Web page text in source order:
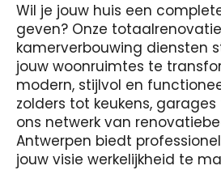
Wil je jouw huis een
geven? Onze
kamerverbouwing diensten
jouw woonruimtes te
modern, stijlvol en
zolders tot keukens,
ons netwerk van
Antwerpen biedt
jouw visie werkelijkheid te